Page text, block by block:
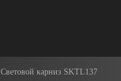
Световой карниз SKTL137